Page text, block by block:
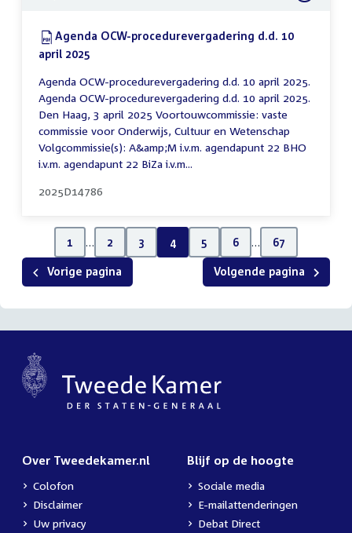
Download:
Agenda OCW-procedurevergadering d.d. 10
april 2025
Agenda OCW-procedurevergadering d.d. 10 april 2025.
Agenda OCW-procedurevergadering d.d. 10 april 2025.
Den Haag, 3 april 2025 Voortouwcommissie: vaste
commissie voor Onderwijs, Cultuur en Wetenschap
Volgcommissie(s): A&amp;M i.v.m. agendapunt 22 BHO
i.v.m. agendapunt 22 BiZa i.v.m...
2025D14786
Vorige pagina
1 … 2 3 4 5 6 … 67
Volgende pagina
Over Tweedekamer.nl
Colofon
Disclaimer
Uw privacy
Blijf op de hoogte
Sociale media
E-mailattenderingen
Debat Direct